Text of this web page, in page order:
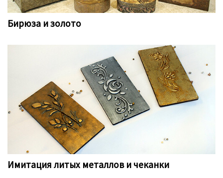
Бирюза и золото
Имитация литых металлов и чеканки